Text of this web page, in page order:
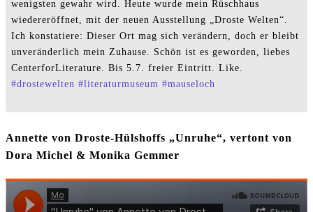
wenigsten gewahr wird. Heute wurde mein Rüschhaus
wiedereröffnet, mit der neuen Ausstellung „Droste Welten“.
Ich konstatiere: Dieser Ort mag sich verändern, doch er bleibt
unveränderlich mein Zuhause. Schön ist es geworden, liebes
CenterforLiterature. Bis 5.7. freier Eintritt. Like.
#drostewelten #literaturmuseum #mauseloch
Annette von Droste-Hülshoffs „Unruhe“, vertont von
Dora Michel & Monika Gemmer